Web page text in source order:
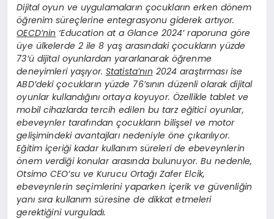
Dijital oyun ve uygulamaların çocukların erken dönem
öğrenim süreçlerine entegrasyonu giderek artıyor.
OECD’nin ‘Education at a Glance 2024’ raporuna göre
üye ülkelerde 2 ile 8 yaş arasındaki çocukların yüzde
73’ü dijital oyunlardan yararlanarak öğrenme
deneyimleri yaşıyor. Statista’nın 2024 araştırması ise
ABD’deki çocukların yüzde 76’sının düzenli olarak dijital
oyunlar kullandığını ortaya koyuyor. Özellikle tablet ve
mobil cihazlarda tercih edilen bu tarz eğitici oyunlar,
ebeveynler tarafından çocukların bilişsel ve motor
gelişimindeki avantajları nedeniyle öne çıkarılıyor.
Eğitim içeriği kadar kullanım süreleri de ebeveynlerin
önem verdiği konular arasında bulunuyor. Bu nedenle,
Otsimo CEO’su ve Kurucu Ortağı Zafer Elcik,
ebeveynlerin seçimlerini yaparken içerik ve güvenliğin
yanı sıra kullanım süresine de dikkat etmeleri
gerektiğini vurguladı.